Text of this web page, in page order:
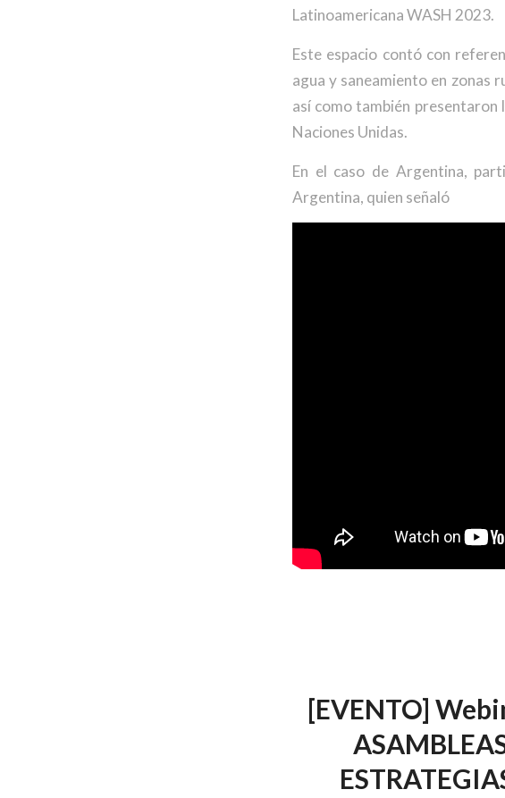
Latinoamericana WASH 2023.
Este espacio contó con
agua y saneamiento en zonas
así como también presentaron
Naciones Unidas.
En el caso de Argentina,
Argentina, quien señaló
[EVENTO]